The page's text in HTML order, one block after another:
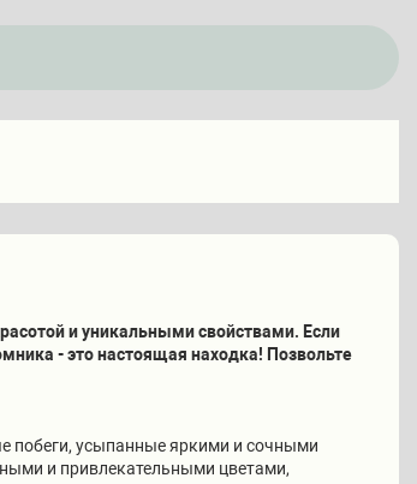
и уникальными свойствами. Если
- это настоящая находка! Позвольте
побеги, усыпанные яркими и сочными
и привлекательными цветами,